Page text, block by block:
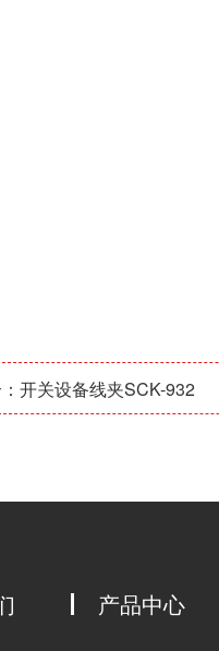
开关设备线夹SCK-932
产品中心